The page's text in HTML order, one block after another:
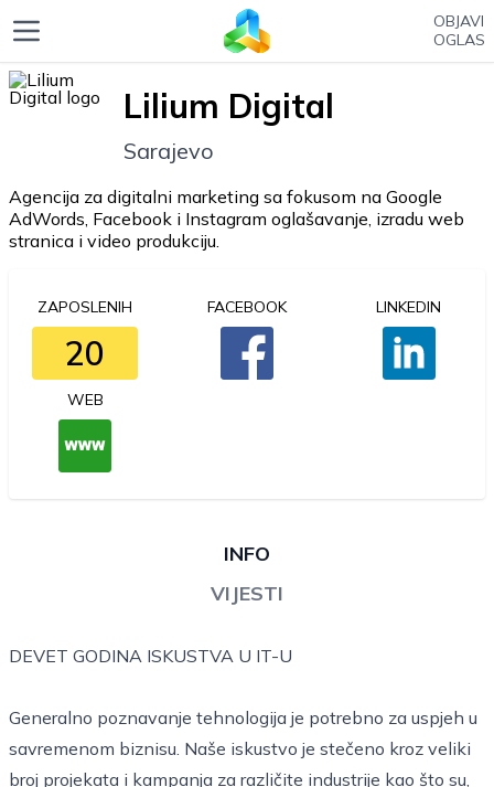
OBJAVI
OGLAS
Lilium Digital
Sarajevo
Agencija za digitalni marketing sa fokusom na Google
AdWords, Facebook i Instagram oglašavanje, izradu web
stranica i video produkciju.
ZAPOSLENIH
20
FACEBOOK LINKEDIN
WEB
INFO
VIJESTI
DEVET GODINA ISKUSTVA U IT-U
Generalno poznavanje tehnologija je potrebno za uspjeh u
savremenom biznisu. Naše iskustvo je stečeno kroz veliki
broj projekata i kampanja za različite industrije kao što su,